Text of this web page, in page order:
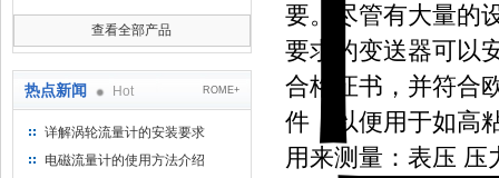
查看全部产品
热点新闻 Hot ROME+
详解涡轮流量计的安装要求
电磁流量计的使用方法介绍
要。尽管有大量的
要求的变送器可以
合格证书，并符合
件，以便用于如高
用来测量：表压 压